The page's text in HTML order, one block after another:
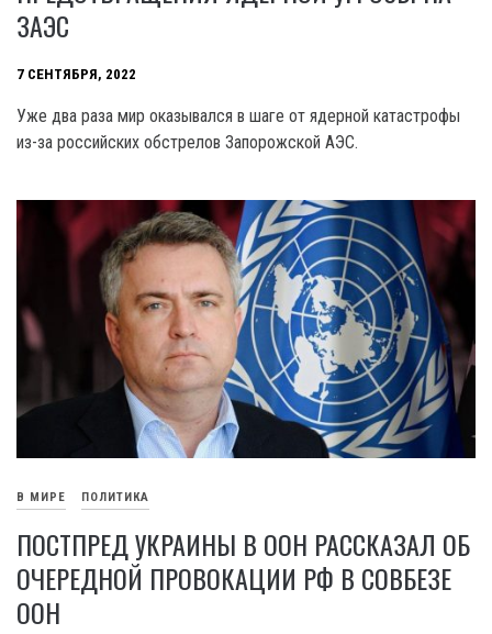
ЗАЭС
7 СЕНТЯБРЯ, 2022
Уже два раза мир оказывался в шаге от ядерной катастрофы
из-за российских обстрелов Запорожской АЭС.
В МИРЕ ПОЛИТИКА
ПОСТПРЕД УКРАИНЫ В ООН РАССКАЗАЛ ОБ
ОЧЕРЕДНОЙ ПРОВОКАЦИИ РФ В СОВБЕЗЕ
ООН